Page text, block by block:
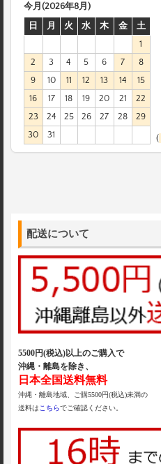
今月(2026年8月)
日
月 火 水 木 金
土
1
2
3 4 5 6 7
8
9
10 11 12 13 14
15
16
17 18 19 20 21
22
23
24 25 26 27 28
29
30
31 (
配送について
5500円(税込)以上のご購入で
沖縄・離島を除き、
日本全国送料無料
沖縄・離島地域、ご購5500円(税込)未満の
送料は こちらでご確認ください。